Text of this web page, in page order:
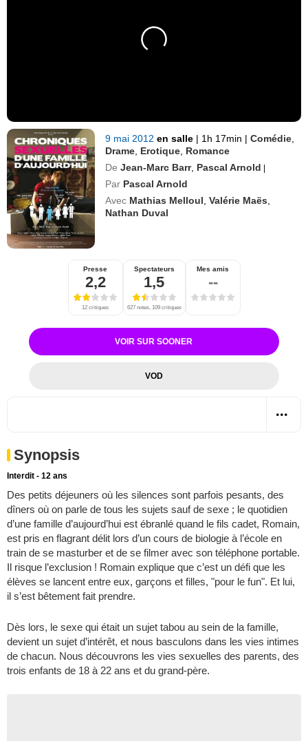
9 mai 2012en salle | 1h 17min | Comédie
Drame Erotique Romance
De Jean-Marc Barr, Pascal Arnold |
Par Pascal Arnold
Avec Mathias Melloul ,Valérie Maës
Nathan Duval
Presse
2,2
12 critiques
Spectateurs
1,5
627 notes, 109 critiques
Mes amis
--
VOIR SUR SOONER
VOD
Synopsis
Interdit - 12 ans
Des petits déjeuners où les silences sont parfois pesants, des
dîners où on parle de tous les sujets sauf de sexe ; le quotidien
d’une famille d’aujourd’hui est ébranlé quand le fils cadet, Romain,
est pris en flagrant délit lors d’un cours de biologie à l’école en
train de se masturber et de se filmer avec son téléphone portable.
Il risque l’exclusion ! Romain explique que c’est un défi que les
élèves se lancent entre eux, garçons et filles, "pour le fun". Et lui,
il s’est bêtement fait prendre.
Dès lors, le sexe qui était un sujet tabou au sein de la famille,
devient un sujet d’intérêt, et nous basculons dans les vies intimes
de chacun. Nous découvrons les vies sexuelles des parents, des
trois enfants de 18 à 22 ans et du grand-père.